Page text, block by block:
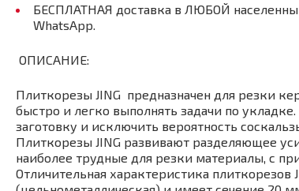
БЕСПЛАТНАЯ доставка в ЛЮБОЙ
WhatsApp.
ОПИСАНИЕ:
Плиткорезы JING предназначен для резки
быстро и легко выполнять задачи по
заготовку и исключить вероятность
Плиткорезы JING развивают разделяющее
наиболее трудные для резки материалы, с
Отличительная характеристика плиткорезов